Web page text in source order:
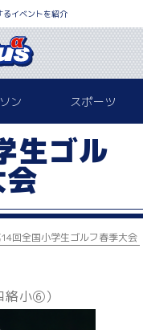
るイベントを紹介
ン スポーツ
生ゴル
回全国小学生ゴルフ春季大会
小⑥）